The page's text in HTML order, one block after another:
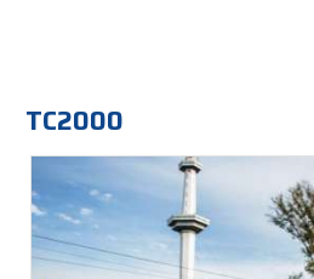
TC2000